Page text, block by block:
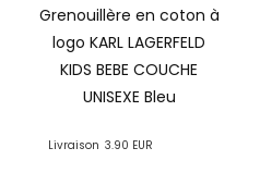
Grenouillère en coton à
logo KARL LAGERFELD
KIDS BEBE COUCHE
UNISEXE Bleu
Livraison 3.90 EUR